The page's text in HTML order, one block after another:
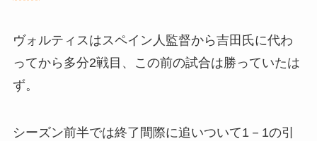
ヴォルティスはスペイン人監督から吉田氏に代わ
ってから多分2戦目、この前の試合は勝っていたは
ず。
シーズン前半では終了間際に追いついて1－1の引